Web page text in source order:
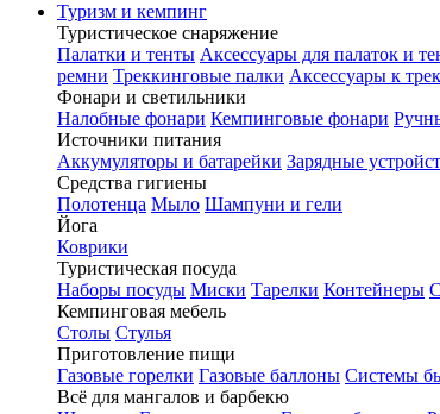
Туризм и кемпинг
Туристическое снаряжение
Палатки и тенты Аксессуары для палаток и
ремни Треккинговые палки Аксессуары к
Фонари и светильники
Налобные фонари Кемпинговые фонари
Источники питания
Аккумуляторы и батарейки Зарядные
Средства гигиены
Полотенца Мыло Шампуни и гели
Йога
Коврики
Туристическая посуда
Наборы посуды Миски Тарелки Контейнеры
Кемпинговая мебель
Столы Стулья
Приготовление пищи
Газовые горелки Газовые баллоны Системы
Всё для мангалов и барбекю